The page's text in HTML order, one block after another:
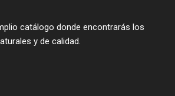
o
o
g
r
catálogo donde encontrarás los
y de calidad.